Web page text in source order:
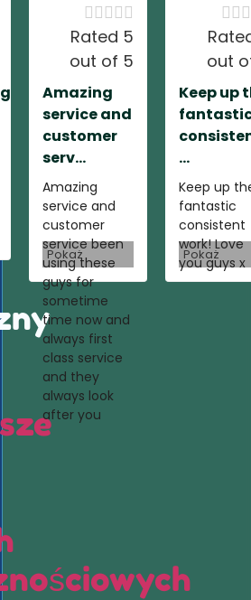

Rated 5
out of 5
Amazing
service and
customer
serv...
Amazing
service and
customer
service been
using these
guys for
sometime
time now and
always first
class service
and they
always look
after you
Pokaż

out
Keep up
...
Keep up
fantastic
consistent
work! Love
you guys x
Pokaż